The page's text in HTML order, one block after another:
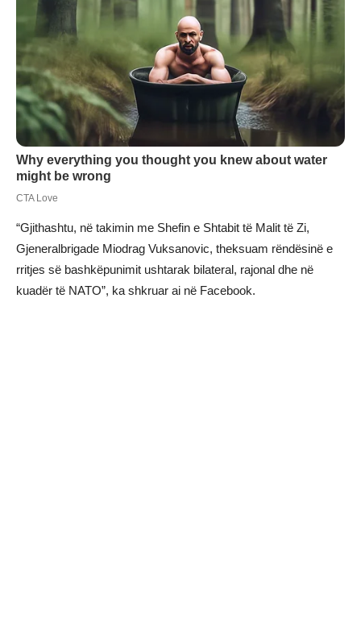
“Gjithashtu, në takimin me Shefin e Shtabit të Malit të Zi,
Gjeneralbrigade Miodrag Vuksanovic, theksuam rëndësinë e
rritjes së bashkëpunimit ushtarak bilateral, rajonal dhe në
kuadër të NATO”, ka shkruar ai në Facebook.